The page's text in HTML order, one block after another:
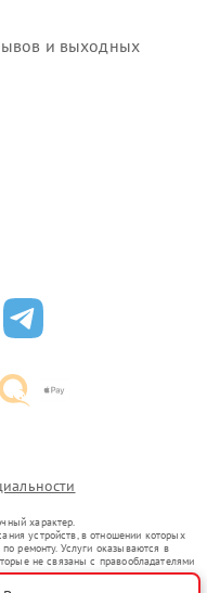
и выходных
характер.
устройств, в отношении которых
ремонту. Услуги оказываются в
не связаны с правообладателями
оборот в соответствии